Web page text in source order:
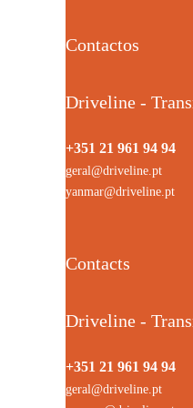
Contactos
Driveline -
+351 21 961 94 94
geral@driveline.pt
yanmar@driveline.pt
Contacts
Driveline -
+351 21 961 94 94
geral@driveline.pt